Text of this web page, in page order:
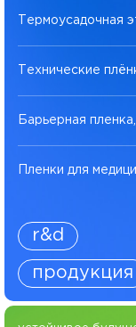
Термоусадочная
Технические
Барьерная
Пленки для
r&d
продукция